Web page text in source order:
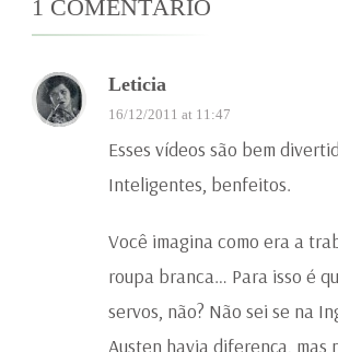
1 COMENTÁRIO
Leticia
16/12/2011 at 11:47
Esses vídeos são bem
Inteligentes, benfeitos.
Você imagina como era a
roupa branca… Para isso é
servos, não? Não sei se na
Austen havia diferença, mas